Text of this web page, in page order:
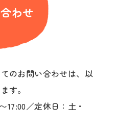
わせ
のお問い合わせは、以
す。
17:00／定休日：土・